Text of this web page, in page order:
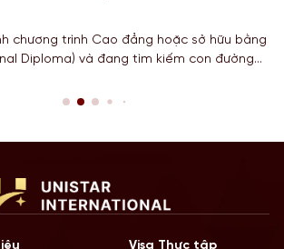
chương trình Cao đẳng hoặc sở hữu bằng
Diploma) và đang tìm kiếm con đường
dục hàng đầu? Lộ trình chuyển tiếp
Visa Thực tập